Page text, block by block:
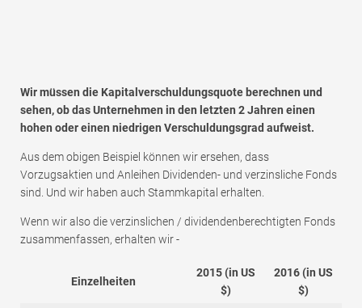
Wir müssen die Kapitalverschuldungsquote berechnen und
sehen, ob das Unternehmen in den letzten 2 Jahren einen
hohen oder einen niedrigen Verschuldungsgrad aufweist.
Aus dem obigen Beispiel können wir ersehen, dass
Vorzugsaktien und Anleihen Dividenden- und verzinsliche Fonds
sind. Und wir haben auch Stammkapital erhalten.
Wenn wir also die verzinslichen / dividendenberechtigten Fonds
zusammenfassen, erhalten wir -
Einzelheiten
2015 (in US
$)
2016 (in US
$)